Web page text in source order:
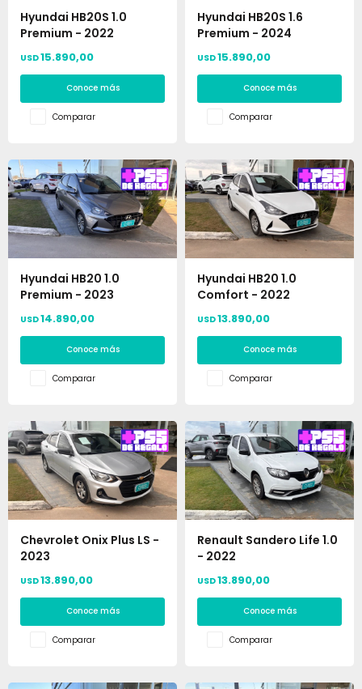
Hyundai HB20S 1.0
Premium - 2022
USD15.890,00
Conoce más
Comparar
Hyundai HB20S 1.6
Premium - 2024
USD15.890,00
Conoce más
Comparar
Hyundai HB20 1.0
Premium - 2023
USD14.890,00
Conoce más
Comparar
Hyundai HB20 1.0
Comfort - 2022
USD13.890,00
Conoce más
Comparar
Chevrolet Onix Plus LS -
2023
USD13.890,00
Conoce más
Comparar
Renault Sandero Life 1.0
- 2022
USD13.890,00
Conoce más
Comparar